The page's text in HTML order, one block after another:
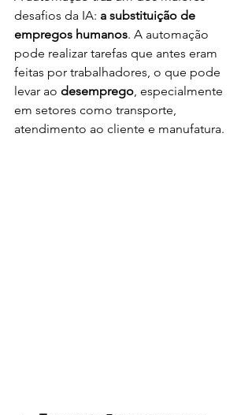
desafios da IA: a substituição de
empregos humanos. A automação
pode realizar tarefas que antes eram
feitas por trabalhadores, o que pode
levar ao desemprego , especialmente
em setores como transporte,
atendimento ao cliente e manufatura.